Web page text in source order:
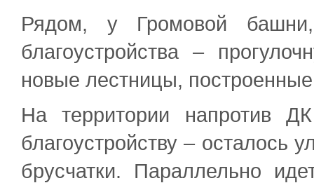
Рядом, у Громовой
благоустройства –
новые лестницы,
На территории напротив
благоустройству – осталось
брусчатки. Параллельно